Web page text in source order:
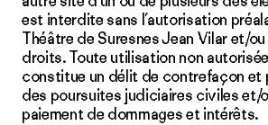
est interdite sans l’autorisation
Théâtre de Suresnes Jean Vilar et/
droits. Toute utilisation non
constitue un délit de contrefaçon et
des poursuites judiciaires civiles et/
paiement de dommages et intérêts.